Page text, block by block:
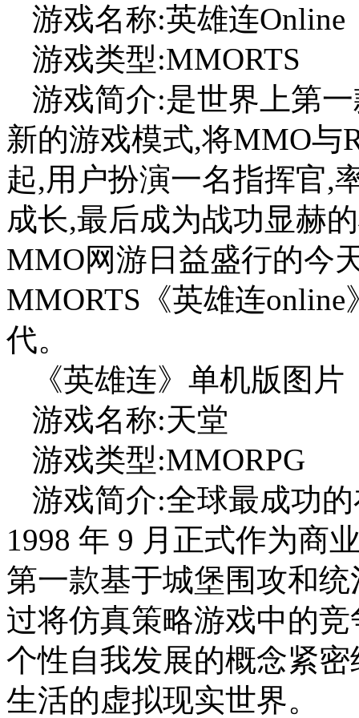
游戏名称:英雄连Online
游戏类型:MMORTS
游戏简介:是世界上第
新的游戏模式,将MMO与
起,用户扮演一名指挥官,
成长,最后成为战功显赫
MMO网游日益盛行的今
MMORTS《英雄连
代。
《英雄连》单机版图片
游戏名称:天堂
游戏类型:MMORPG
游戏简介:全球最成功
1998 年 9 月正式作为商
第一款基于城堡围攻和
过将仿真策略游戏中的
个性自我发展的概念紧
生活的虚拟现实世界。